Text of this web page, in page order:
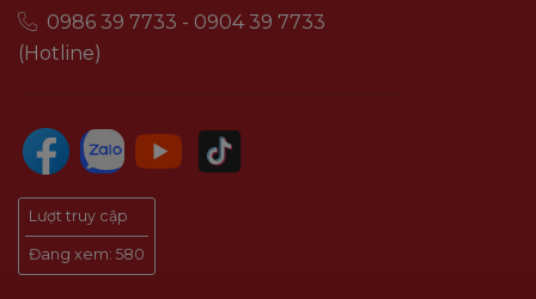
0986 39 7733 - 0904 39 7733
(Hotline)
Lượt truy cập
Đang xem: 580